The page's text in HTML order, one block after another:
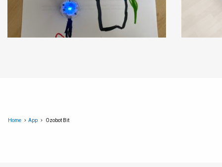
Home App Ozobot Bit